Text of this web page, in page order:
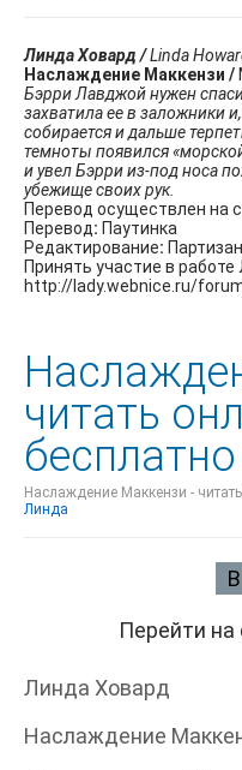
Линда Ховард /Linda
Наслаждение Маккензи /
Бэрри Лавджой нужен
захватила ее в заложники
собирается и дальше
темноты появился
и увел Бэрри из-под носа
убежище своих рук.
Перевод осуществлен на
Перевод: Паутинка
Редактирование:
Принять участие в
http://lady.webnice.ru/
читать
бесплатно
Наслаждение Маккензи -
Линда
Перейти на
Линда Ховард
Наслаждение